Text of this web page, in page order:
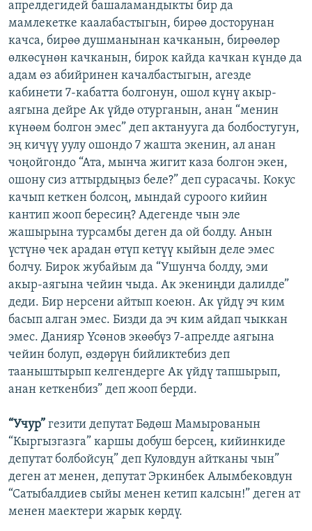
апрелдегидей башаламандыкты бир да
мамлекетке каалабастыгын, бирөө досторунан
качса, бирөө душманынан качканын, бирөөлөр
өлкөсүнөн качканын, бирок кайда качкан күндө да
адам өз абийринен качалбастыгын, агезде
кабинети 7-кабатта болгонун, ошол күнү акыр-
аягына дейре Ак үйдө отурганын, анан “менин
күнөөм болгон эмес” деп актанууга да болбостугун,
эң кичүү уулу ошондо 7 жашта экенин, ал анан
чоңойгондо “Ата, мынча жигит каза болгон экен,
ошону сиз аттырдыңыз беле?” деп сурасачы. Кокус
качып кеткен болсоң, мындай суроого кийин
кантип жооп бересиң? Адегенде чын эле
жашырына турсамбы деген да ой болду. Анын
үстүнө чек арадан өтүп кетүү кыйын деле эмес
болчу. Бирок жубайым да “Ушунча болду, эми
акыр-аягына чейин чыда. Ак экениңди далилде”
деди. Бир нерсени айтып коеюн. Ак үйдү эч ким
басып алган эмес. Бизди да эч ким айдап чыккан
эмес. Данияр Үсөнов экөөбүз 7-апрелде аягына
чейин болуп, өздөрүн бийликтебиз деп
тааныштырып келгендерге Ак үйдү тапшырып,
анан кеткенбиз” деп жооп берди.
“Учур” гезити депутат Бөдөш Мамырованын
“Кыргызгазга” каршы добуш берсең, кийинкиде
депутат болбойсуң” деп Куловдун айтканы чын”
деген ат менен, депутат Эркинбек Алымбековдун
“Сатыбалдиев сыйы менен кетип калсын!” деген ат
менен маектери жарык көрдү.